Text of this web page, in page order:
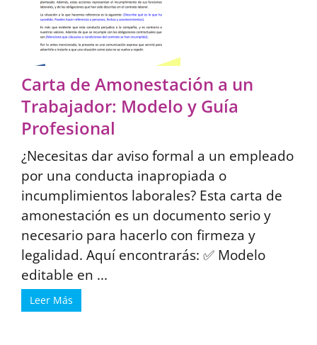
Carta de Amonestación a un
Trabajador: Modelo y Guía
Profesional
¿Necesitas dar aviso formal a un empleado
por una conducta inapropiada o
incumplimientos laborales? Esta carta de
amonestación es un documento serio y
necesario para hacerlo con firmeza y
legalidad. Aquí encontrarás: ✅ Modelo
editable en ...
Leer Más